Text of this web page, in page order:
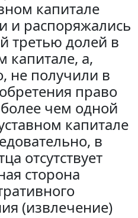
капитале
и распоряжались
третью долей в
капитале, а,
не получили в
право
чем одной
капитале
в
отсутствует
сторона
(извлечение)